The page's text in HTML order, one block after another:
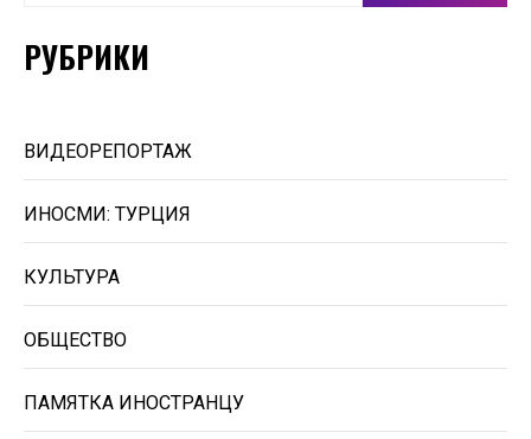
РУБРИКИ
ВИДЕОРЕПОРТАЖ
ИНОСМИ: ТУРЦИЯ
КУЛЬТУРА
ОБЩЕСТВО
ПАМЯТКА ИНОСТРАНЦУ